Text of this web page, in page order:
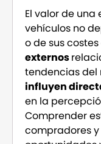
El valor de
vehículos no
o de sus
externos
tendencias
influyen
en la
Comprender
compradores